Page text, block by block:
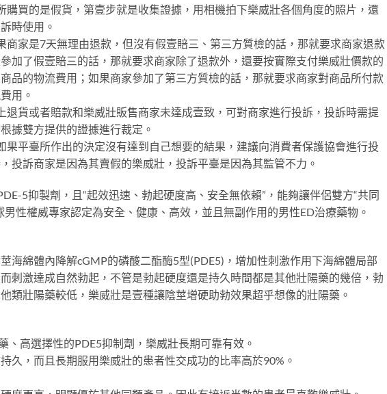
購買的是假貨，第壹步就是收集證據，用相機拍下樂威壯各個角度的照片，還
時使用。
商家是7天無理由退款，但沒有假壹賠三、第三方質檢的話，那就要求商家退款
加了假壹賠三的話，那就要求商家除了退款外，還要按實際支付樂威壯價款的
品的物流費用；如果商家參加了第三方質檢的話，那就要求商家對商品所付款
用。
退貨或者賠款和樂威壯販售商家未達成壹致，可對商家進行投訴，投訴時需提
據雙方提供的證據進行裁定。
果平臺所作出的決定沒有達到自己想要的結果，建議向消費者保護協會進行投
投訴商家是因為其賣假的樂威壯，投訴平臺是因為其監管不力。
5抑製劑，且“起效迅速、勃起硬度高、安全無依賴”，能夠讓伴侶雙方“共同
性權威專家認定為安全、健康、高效，並且無副作用的男性ED治療藥物。
海綿體內降解cGMP的磷酸二酯酶5型(PDE5)，增加性刺激作用下海綿體局部
刺激達成自然勃起，不管是勃起硬度還是持久時間都是其他壯陽藥的幾倍，勃
類壯陽藥較低，樂威壯是壹種讓陰莖增硬助勃效果超乎想像的壯陽藥。
、高選擇性的PDE5抑制劑，樂威壯長期可靠有效。
久，而且長期服用樂威壯的患者性交成功的比率高於90%。